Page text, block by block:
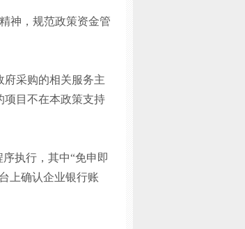
神，规范政策资金管
府采购的相关服务主
项目不在本政策支持
执行，其中“免申即
上确认企业银行账